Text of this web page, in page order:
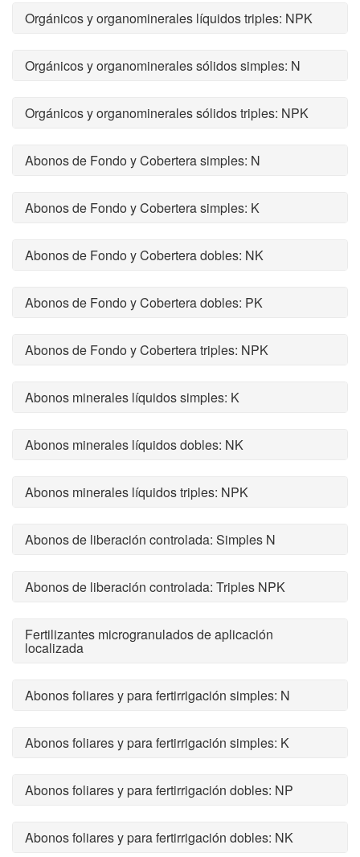
Orgánicos y organominerales líquidos triples: NPK
Orgánicos y organominerales sólidos simples: N
Orgánicos y organominerales sólidos triples: NPK
Abonos de Fondo y Cobertera simples: N
Abonos de Fondo y Cobertera simples: K
Abonos de Fondo y Cobertera dobles: NK
Abonos de Fondo y Cobertera dobles: PK
Abonos de Fondo y Cobertera triples: NPK
Abonos minerales líquidos simples: K
Abonos minerales líquidos dobles: NK
Abonos minerales líquidos triples: NPK
Abonos de liberación controlada: Simples N
Abonos de liberación controlada: Triples NPK
Fertilizantes microgranulados de aplicación
localizada
Abonos foliares y para fertirrigación simples: N
Abonos foliares y para fertirrigación simples: K
Abonos foliares y para fertirrigación dobles: NP
Abonos foliares y para fertirrigación dobles: NK